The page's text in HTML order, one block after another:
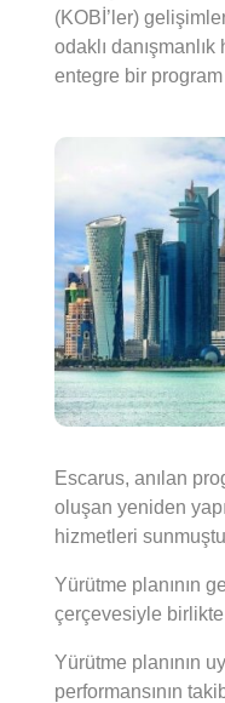
(KOBİ’ler)
odaklı
entegre bir program
Escarus, anılan
oluşan yeniden
hizmetleri
Yürütme planının
çerçevesiyle
Yürütme planının
performansının